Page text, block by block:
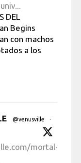
DEL
Begins
con machos
a los
@venusville
·
mortal-